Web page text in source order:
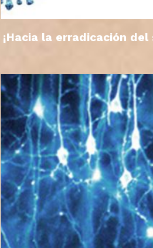
¡Hacia la erradicación del